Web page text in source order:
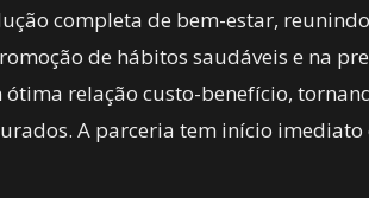
completa de bem-estar,
de hábitos saudáveis e na
relação custo-benefício,
A parceria tem início imediato